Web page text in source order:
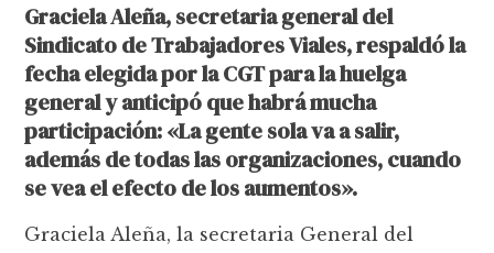
Graciela Aleña, secretaria general del
Sindicato de Trabajadores Viales, respaldó la
fecha elegida por la CGT para la huelga
general y anticipó que habrá mucha
participación: «La gente sola va a salir,
además de todas las organizaciones, cuando
se vea el efecto de los aumentos».
Graciela Aleña, la secretaria General del